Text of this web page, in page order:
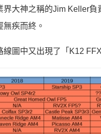
大神之稱的Jim Keller
疾而終。
圖中又出現了「K12